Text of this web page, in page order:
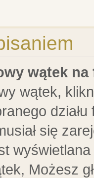
wątek na
wątek,
się
Możesz